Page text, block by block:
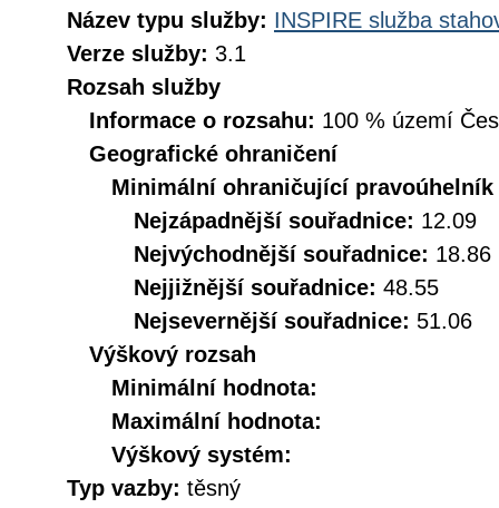
Název typu služby: INSPIRE služba
Verze služby: 3.1
Rozsah služby
Informace o rozsahu: 100 % území
Geografické ohraničení
Minimální ohraničující pravoúhelník
Nejzápadnější souřadnice: 12.09
Nejvýchodnější souřadnice: 18.86
Nejjižnější souřadnice: 48.55
Nejsevernější souřadnice: 51.06
Výškový rozsah
Minimální hodnota:
Maximální hodnota:
Výškový systém:
Typ vazby: těsný